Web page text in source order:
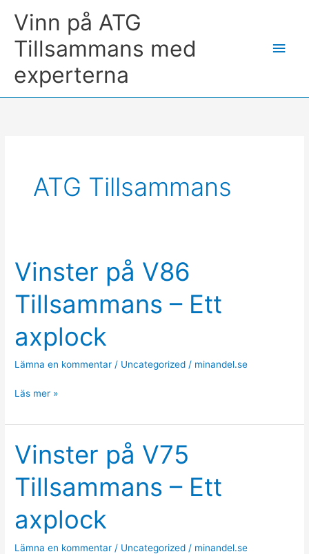
innehåll
Vinn på ATG
Tillsammans med
experterna
ATG Tillsammans
Vinster på V86
Tillsammans – Ett
axplock
Lämna en kommentar / Uncategorized / minandel.se
Vinster
V86
Tillsammans
Ett
axplock
Läs mer »
Vinster på V75
Tillsammans – Ett
axplock
Lämna en kommentar / Uncategorized / minandel.se